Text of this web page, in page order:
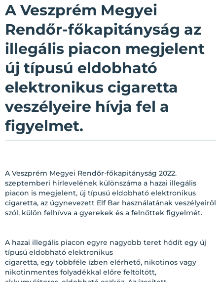
A Veszprém Megyei
Rendőr-főkapitányság az
illegális piacon megjelent
új típusú eldobható
elektronikus cigaretta
veszélyeire hívja fel a
figyelmet.
A Veszprém Megyei Rendőr-főkapitányság 2022.
szeptemberi hírlevelének különszáma a hazai illegális
piacon is megjelent, új típusú eldobható elektronikus
cigaretta, az úgynevezett Elf Bar használatának veszélyeiről
szól, külön felhívva a gyerekek és a felnőttek figyelmét.
A hazai illegális piacon egyre nagyobb teret hódít egy új
típusú eldobható elektronikus
cigaretta, egy többféle ízben elérhető, nikotinos vagy
nikotinmentes folyadékkal előre feltöltött,